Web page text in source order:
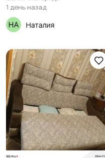
состоянии, 118 см длин56
см шир82 см выс
1 день назад
Наталия